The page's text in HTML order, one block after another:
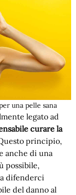
una pelle sana
legato ad
curare la
principio,
anche di una
possibile,
difenderci
del danno al